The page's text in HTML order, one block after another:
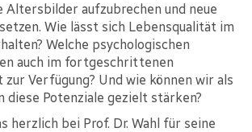
Altersbilder aufzubrechen und neue
Wie lässt sich Lebensqualität im
Welche psychologischen
auch im fortgeschrittenen
Verfügung? Und wie können wir als
diese Potenziale gezielt stärken?
herzlich bei Prof. Dr. Wahl für seine